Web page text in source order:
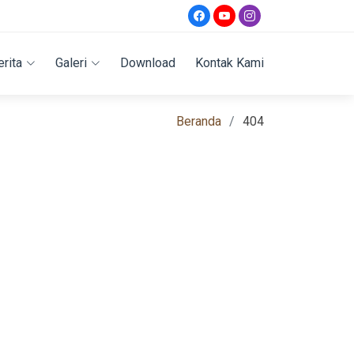
Galeri Download Kontak Kami
Beranda 404